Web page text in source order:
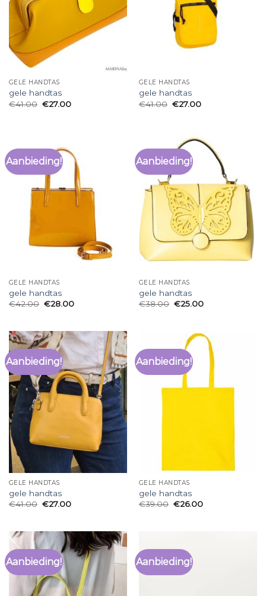
GELE HANDTAS
gele handtas
€41.00 €27.00
GELE HANDTAS
gele handtas
€41.00 €27.00
Aanbieding!
GELE HANDTAS
gele handtas
€42.00 €28.00
Aanbieding!
GELE HANDTAS
gele handtas
€38.00 €25.00
Aanbieding!
GELE HANDTAS
gele handtas
€41.00 €27.00
Aanbieding!
GELE HANDTAS
gele handtas
€39.00 €26.00
Aanbieding! Aanbieding!